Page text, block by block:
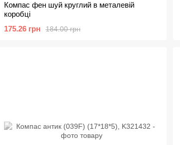
Компас фен шуй круглий в металевій
коробці
184.00 грн
175.26 грн